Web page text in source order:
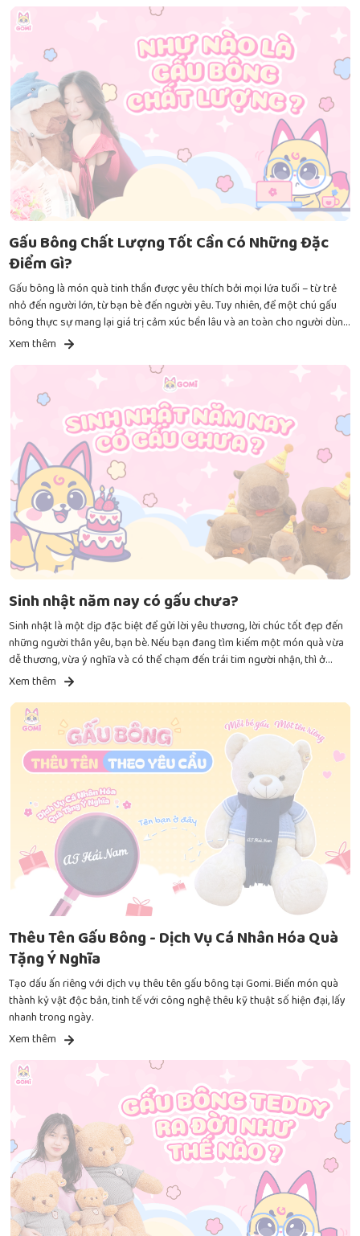
Gấu Bông Chất Lượng Tốt Cần Có Những Đặc
Điểm Gì?
Gấu bông là món quà tinh thần được yêu thích bởi mọi lứa tuổi – từ trẻ
nhỏ đến người lớn, từ bạn bè đến người yêu. Tuy nhiên, để một chú gấu
bông thực sự mang lại giá trị cảm xúc bền lâu và an toàn cho người dùng,
bạn cần quan tâm đến chất lượng của sản phẩm, chứ không chỉ dừng lại
Xem thêm
Sinh nhật năm nay có gấu chưa?
Sinh nhật là một dịp đặc biệt để gửi lời yêu thương, lời chúc tốt đẹp đến
những người thân yêu, bạn bè. Nếu bạn đang tìm kiếm một món quà vừa
dễ thương, vừa ý nghĩa và có thể chạm đến trái tim người nhận, thì ở
Gomi có những chú gấu bông sinh nhật phù hợp dành cho bạn.
Xem thêm
Thêu Tên Gấu Bông - Dịch Vụ Cá Nhân Hóa Quà
Tặng Ý Nghĩa
Tạo dấu ấn riêng với dịch vụ thêu tên gấu bông tại Gomi. Biến món quà
thành kỷ vật độc bản, tinh tế với công nghệ thêu kỹ thuật số hiện đại, lấy
nhanh trong ngày.
Xem thêm